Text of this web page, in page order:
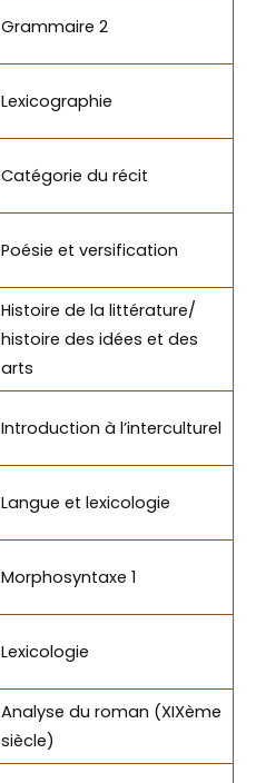
Grammaire 2
Lexicographie
Catégorie du récit
Poésie et versification
Histoire de la littérature/
histoire des idées et des
arts
Introduction à l’interculturel
Langue et lexicologie
Morphosyntaxe 1
Lexicologie
Analyse du roman (XIXème
siècle)